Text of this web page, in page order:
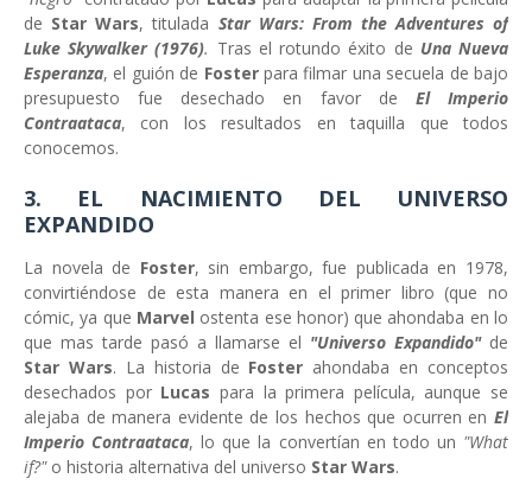
de Star Wars, titulada Star Wars: From the Adventures of
Luke Skywalker (1976). Tras el rotundo éxito de Una Nueva
Esperanza, el guión de Fosterpara filmar una secuela de bajo
presupuesto
fue desechado en favor de El Imperio
Contraataca, con los resultados en taquilla que todos
conocemos.
3. EL NACIMIENTO DEL UNIVERSO
EXPANDIDO
La novela de Foster, sin embargo, fue publicada en 1978,
convirtiéndose de esta manera en el primer libro (que no
cómic, ya que Marvel ostenta ese honor) que ahondaba en lo
que mas tarde pasó a llamarse el "Universo Expandido"de
Star Wars. La historia de Foster ahondaba en conceptos
desechados por Lucas para la primera película, aunque se
alejaba de manera evidente de los hechos que ocurren en El
Imperio Contraataca, lo que la convertían en todo un "What
if?"o historia alternativa del universo Star Wars.